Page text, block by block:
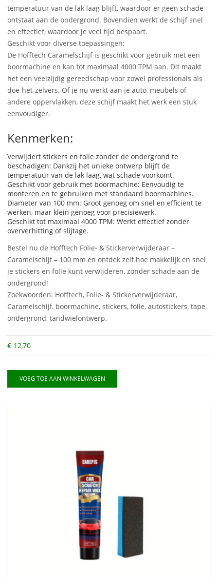
temperatuur van de lak laag blijft, waardoor er geen schade
ontstaat aan de ondergrond. Bovendien werkt de schijf snel
en effectief, waardoor je veel tijd bespaart.
Geschikt voor diverse toepassingen:
De Hofftech Caramelschijf is geschikt voor gebruik met een
boormachine en kan tot maximaal 4000 TPM aan. Dit maakt
het een veelzijdig gereedschap voor zowel professionals als
doe-het-zelvers. Of je nu werkt aan je auto, meubels of
andere oppervlakken, deze schijf maakt het werk een stuk
eenvoudiger.
Kenmerken:
Verwijdert stickers en folie zonder de ondergrond te
beschadigen: Dankzij het unieke ontwerp blijft de
temperatuur van de lak laag, wat schade voorkomt.
Geschikt voor gebruik met boormachine: Eenvoudig te
monteren en te gebruiken met standaard boormachines.
Diameter van 100 mm: Groot genoeg om snel en efficiënt te
werken, maar klein genoeg voor precisiewerk.
Geschikt tot maximaal 4000 TPM: Werkt effectief zonder
oververhitting of slijtage.
Bestel nu de Hofftech Folie- & Stickerverwijderaar –
Caramelschijf – 100 mm en ontdek zelf hoe makkelijk en snel
je stickers en folie kunt verwijderen, zonder schade aan de
ondergrond!
Zoekwoorden: Hofftech, Folie- & Stickerverwijderaar,
Caramelschijf, boormachine, stickers, folie, autostickers, tape,
ondergrond, tandwielontwerp.
€ 12,70
VOEG TOE AAN WINKELWAGEN